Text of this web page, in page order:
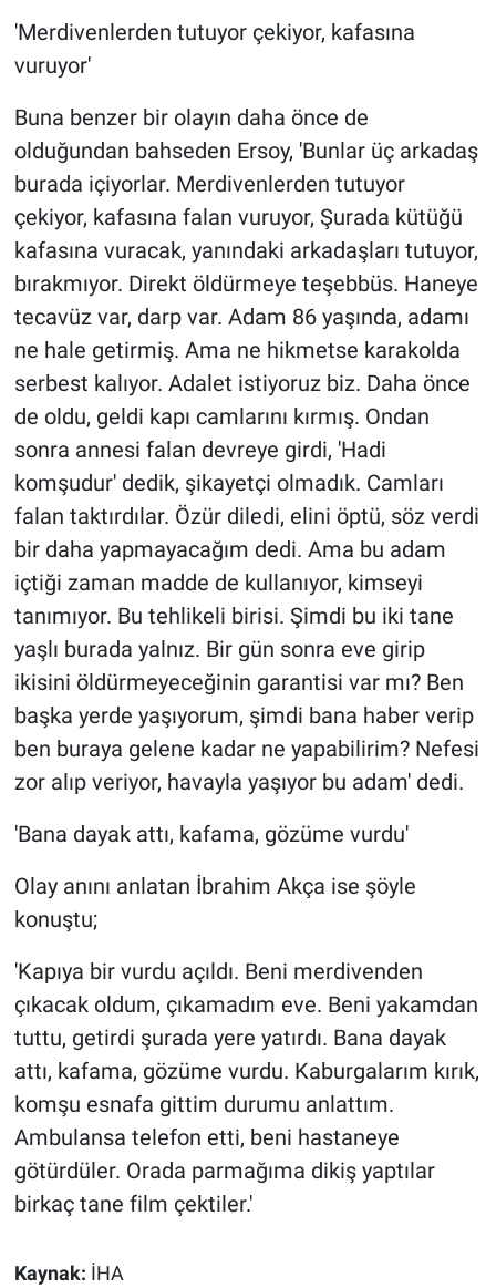
'Merdivenlerden tutuyor çekiyor, kafasına
vuruyor'
Buna benzer bir olayın daha önce de
olduğundan bahseden Ersoy, 'Bunlar üç arkadaş
burada içiyorlar. Merdivenlerden tutuyor
çekiyor, kafasına falan vuruyor, Şurada kütüğü
kafasına vuracak, yanındaki arkadaşları tutuyor,
bırakmıyor. Direkt öldürmeye teşebbüs. Haneye
tecavüz var, darp var. Adam 86 yaşında, adamı
ne hale getirmiş. Ama ne hikmetse karakolda
serbest kalıyor. Adalet istiyoruz biz. Daha önce
de oldu, geldi kapı camlarını kırmış. Ondan
sonra annesi falan devreye girdi, 'Hadi
komşudur' dedik, şikayetçi olmadık. Camları
falan taktırdılar. Özür diledi, elini öptü, söz verdi
bir daha yapmayacağım dedi. Ama bu adam
içtiği zaman madde de kullanıyor, kimseyi
tanımıyor. Bu tehlikeli birisi. Şimdi bu iki tane
yaşlı burada yalnız. Bir gün sonra eve girip
ikisini öldürmeyeceğinin garantisi var mı? Ben
başka yerde yaşıyorum, şimdi bana haber verip
ben buraya gelene kadar ne yapabilirim? Nefesi
zor alıp veriyor, havayla yaşıyor bu adam' dedi.
'Bana dayak attı, kafama, gözüme vurdu'
Olay anını anlatan İbrahim Akça ise şöyle
konuştu;
'Kapıya bir vurdu açıldı. Beni merdivenden
çıkacak oldum, çıkamadım eve. Beni yakamdan
tuttu, getirdi şurada yere yatırdı. Bana dayak
attı, kafama, gözüme vurdu. Kaburgalarım kırık,
komşu esnafa gittim durumu anlattım.
Ambulansa telefon etti, beni hastaneye
götürdüler. Orada parmağıma dikiş yaptılar
birkaç tane film çektiler.'
Kaynak: İHA